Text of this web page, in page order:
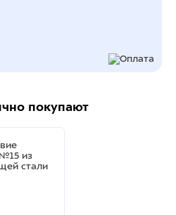
покупают
из
стали